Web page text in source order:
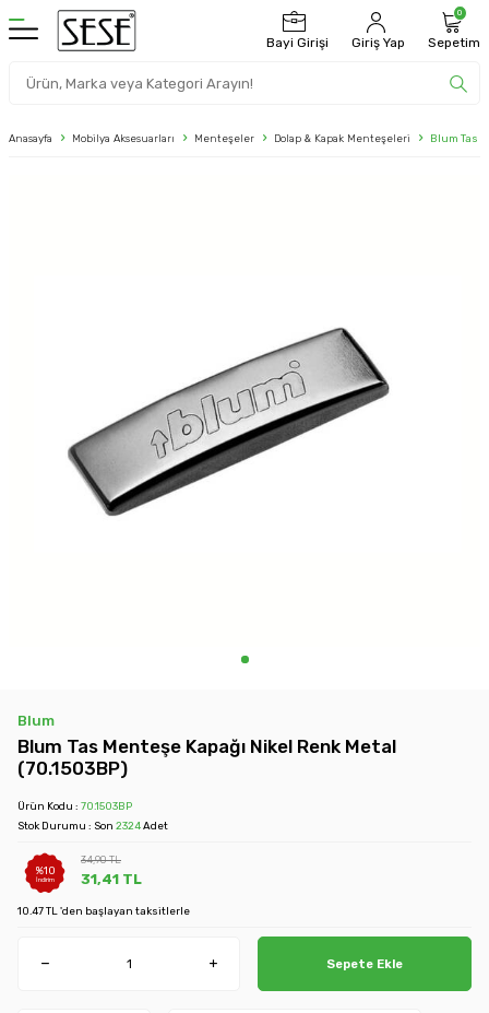
Bayi Girişi Giriş Yap
0
Sepetim
Anasayfa Mobilya Aksesuarları Menteşeler Dolap & Kapak Menteşeleri Blum Tas
Blum
Blum Tas Menteşe Kapağı Nikel Renk Metal
(70.1503BP)
Ürün Kodu : 70.1503BP
Stok Durumu : Son 2324Adet
%10
İndirim
34,90TL
31,41 TL
10.47 TL 'den başlayan taksitlerle
Sepete Ekle